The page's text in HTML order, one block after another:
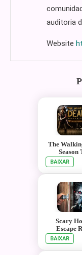
auditoria
Website
The
Season
BAIXAR
Scary
Escape
Games
BAIXAR